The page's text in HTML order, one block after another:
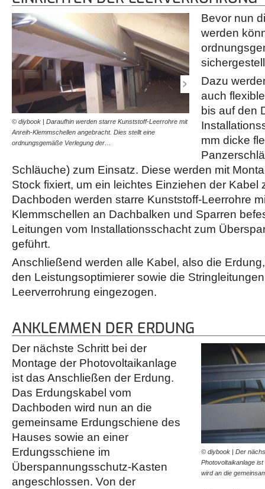
© diybook | Daraufhin werden starre Kunststoff-Leerrohre mit
Anreih-Klemmschellen angebracht. Dies stellt eine
ordnungsgemäße Verlegung der…
© diybook | Im
bis in den Keller geführt.…
Bevor nun
werden
Dazu
auch
bis auf den
mm dicke
Schläuche) zum Einsatz. Diese werden mit
Stock fixiert, um ein leichtes Einziehen der Kabel
Dachboden werden starre Kunststoff-Leerrohre
Klemmschellen an Dachbalken und Sparren
Leitungen vom Installationsschacht zum
geführt.
Anschließend werden alle Kabel, also die
den Leistungsoptimierer sowie die
Leerverrohrung eingezogen.
ANKLEMMEN DER ERDUNG
© diybook | Der
Photovoltaikanlage
wird an die
Der nächste Schritt bei der
Montage der Photovoltaikanlage
ist das Anschließen der Erdung.
Das Erdungskabel vom
Dachboden wird nun an die
gemeinsame Erdungschiene des
Hauses sowie an einer
Erdungsschiene im
Überspannungsschutz-Kasten
angeschlossen. Von der